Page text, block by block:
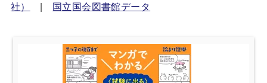
社）
| 国立国会図書館データ